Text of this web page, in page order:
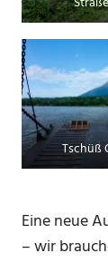
Tschüß
Eine neue
– wir